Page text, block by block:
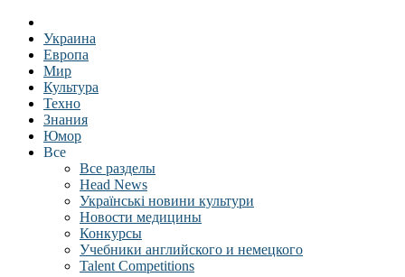
Украина
Европа
Мир
Культура
Техно
Знания
Юмор
Все
Все разделы
Head News
Українські новини культури
Новости медицины
Конкурсы
Учебники английского и немецкого
Talent Competitions